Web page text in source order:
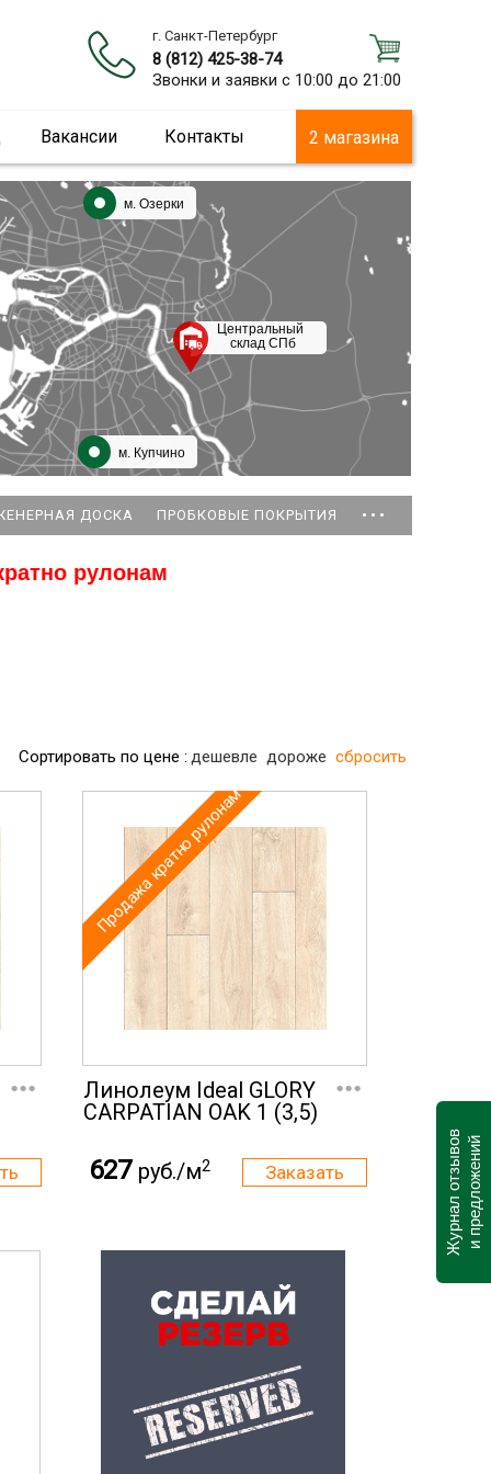
г. Санкт-Петербург
8 (812) 425-38-74
Звонки и заявки с 10:00 до 21:00
Вакансии Контакты 2 магазина
м. Озерки
м. Купчино
Центральный
склад СПб
ДОСКА ПРОБКОВЫЕ ПОКРЫТИЯ ...
рулонам
Сортировать по цене : дешевле дороже сбросить
...
Продажа кратно рулонам
Линолеум Ideal GLORY
CARPATIAN OAK 1 (3,5)
...
627 руб./м2 Журнал отзывови предложений